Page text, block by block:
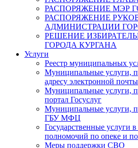
РАСПОРЯЖЕНИЕ МЭР
РАСПОРЯЖЕНИЕ
АДМИНИСТРАЦИИ
РЕШЕНИЕ
ГОРОДА КУРГАНА
Услуги
Реестр муниципальных
Муниципальные услуги,
адресу электронной почты
Муниципальные услуги,
портал Госуслуг
Муниципальные услуги,
ГБУ МФЦ
Государственные услуги
полномочий по опеке и
Меры поддержки СВО